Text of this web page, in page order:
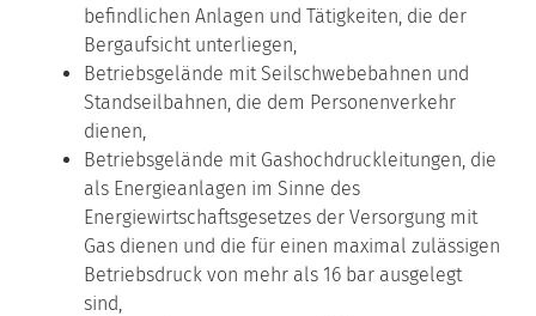
befindlichen Anlagen und Tätigkeiten, die der
Bergaufsicht unterliegen,
Betriebsgelände mit Seilschwebebahnen und
Standseilbahnen, die dem Personenverkehr
dienen,
Betriebsgelände mit Gashochdruckleitungen, die
als Energieanlagen im Sinne des
Energiewirtschaftsgesetzes der Versorgung mit
Gas dienen und die für einen maximal zulässigen
Betriebsdruck von mehr als 16 bar ausgelegt
sind,